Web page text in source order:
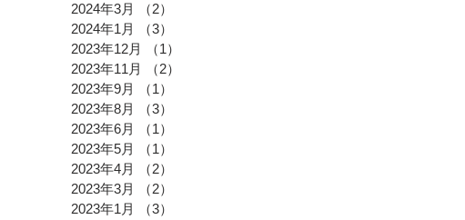
2024年3月
（2）
2024年1月
（3）
2023年12月
（1）
2023年11月
（2）
2023年9月
（1）
2023年8月
（3）
2023年6月
（1）
2023年5月
（1）
2023年4月
（2）
2023年3月
（2）
2023年1月
（3）